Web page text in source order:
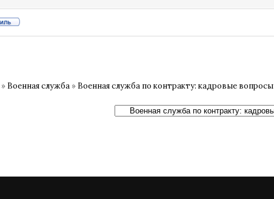
» Военная служба » Военная служба по контракту: кадровые вопросы